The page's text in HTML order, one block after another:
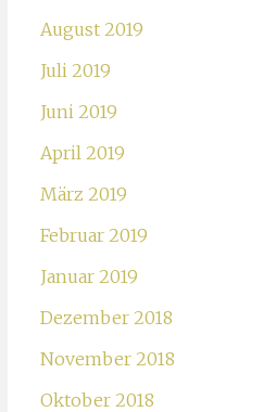
August 2019
Juli 2019
Juni 2019
April 2019
März 2019
Februar 2019
Januar 2019
Dezember 2018
November 2018
Oktober 2018